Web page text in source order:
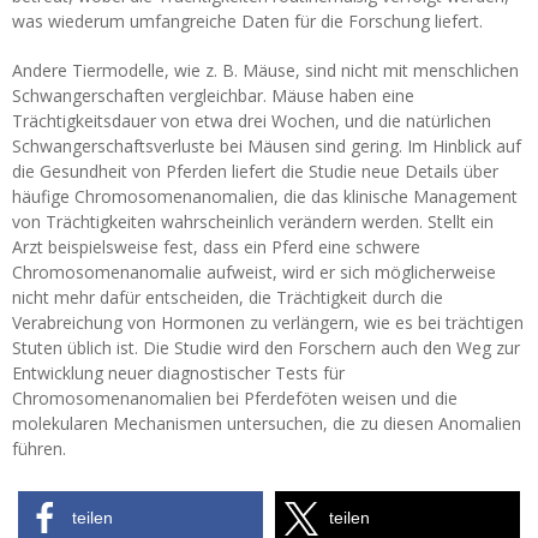
was wiederum umfangreiche Daten für die Forschung liefert.
Andere Tiermodelle, wie z. B. Mäuse, sind nicht mit menschlichen
Schwangerschaften vergleichbar. Mäuse haben eine
Trächtigkeitsdauer von etwa drei Wochen, und die natürlichen
Schwangerschaftsverluste bei Mäusen sind gering. Im Hinblick auf
die Gesundheit von Pferden liefert die Studie neue Details über
häufige Chromosomenanomalien, die das klinische Management
von Trächtigkeiten wahrscheinlich verändern werden. Stellt ein
Arzt beispielsweise fest, dass ein Pferd eine schwere
Chromosomenanomalie aufweist, wird er sich möglicherweise
nicht mehr dafür entscheiden, die Trächtigkeit durch die
Verabreichung von Hormonen zu verlängern, wie es bei trächtigen
Stuten üblich ist. Die Studie wird den Forschern auch den Weg zur
Entwicklung neuer diagnostischer Tests für
Chromosomenanomalien bei Pferdeföten weisen und die
molekularen Mechanismen untersuchen, die zu diesen Anomalien
führen.
teilen teilen